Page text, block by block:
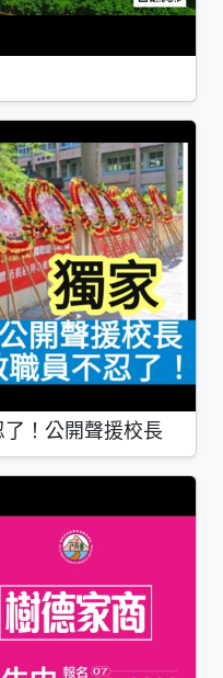
！公開聲援校長